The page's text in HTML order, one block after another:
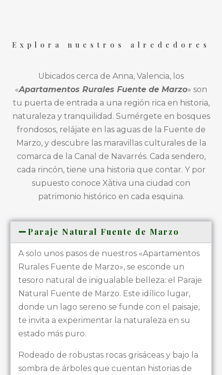
Explora nuestros alrededores
Ubicados cerca de Anna, Valencia, los
«Apartamentos Rurales Fuente de Marzo» son
tu puerta de entrada a una región rica en historia,
naturaleza y tranquilidad. Sumérgete en bosques
frondosos, relájate en las aguas de la Fuente de
Marzo, y descubre las maravillas culturales de la
comarca de la Canal de Navarrés. Cada sendero,
cada rincón, tiene una historia que contar. Y por
supuesto conoce Xàtiva una ciudad con
patrimonio histórico en cada esquina.
Paraje Natural Fuente de Marzo​
A solo unos pasos de nuestros «Apartamentos
Rurales Fuente de Marzo», se esconde un
tesoro natural de inigualable belleza: el Paraje
Natural Fuente de Marzo. Este idílico lugar,
donde un lago sereno se funde con el paisaje,
te invita a experimentar la naturaleza en su
estado más puro.
Rodeado de robustas rocas grisáceas y bajo la
sombra de árboles que cuentan historias de